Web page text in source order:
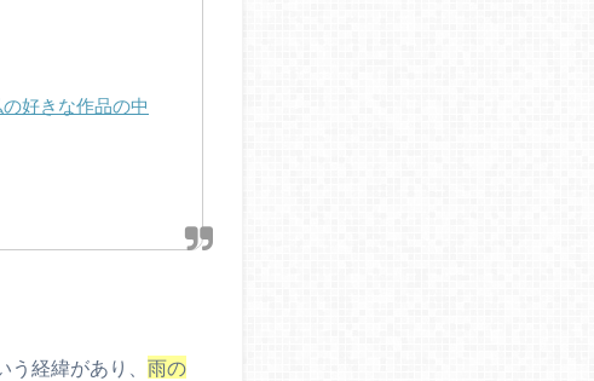
好きな作品の中
経緯があり、 雨の